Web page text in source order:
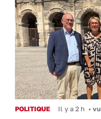
POLITIQUE Il y a 2 h •